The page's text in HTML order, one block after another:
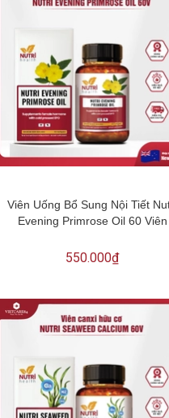
Viên Uống Bổ Sung Nội Tiết
Evening Primrose Oil 60 Viên
550.000₫